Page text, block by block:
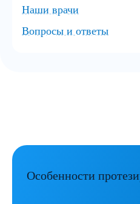
Наши врачи
Вопросы и ответы
Особенности